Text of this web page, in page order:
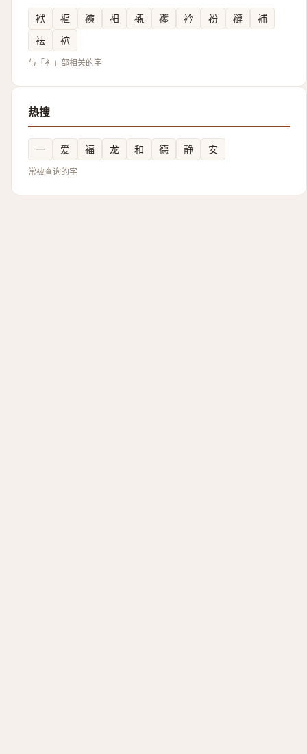
袱 䙔 襫 衵 襯 襻 衿 衯 褳
補
袪
袕
与「衤」部相关的字
热搜
一 爱 福 龙 和 德 静 安
常被查询的字